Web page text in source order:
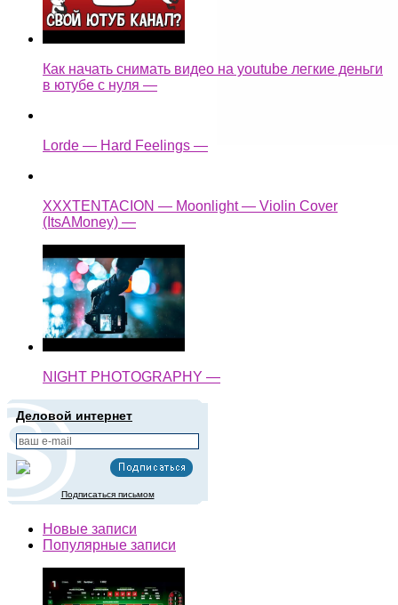
Как начать снимать видео на youtube легкие деньги
в ютубе с нуля —
Lorde — Hard Feelings —
XXXTENTACION — Moonlight — Violin Cover
(ItsAMoney) —
NIGHT PHOTOGRAPHY —
Деловой интернет
Подписаться письмом
Новые записи
Популярные записи